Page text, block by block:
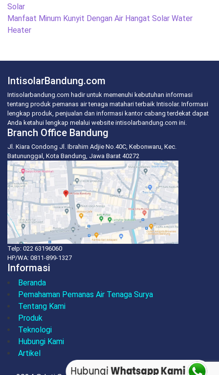
Solar
Manfaat Minum Kunyit Dengan Air Hangat Solar Water
Heater
IntisolarBandung.com
Intisolarbandung.com hadir untuk memenuhi kebutuhan informasi
tentang produk pemanas air tenaga matahari terbaik Intisolar. Informasi
lengkap produk, penjualan dan informasi kantor cabang terdekat dapat
Anda ketahui lengkap melalui website intisolarbandung.com ini.
Branch Office Bandung
Jl. Kiara Condong Jl. Ibrahim Adjie No.40C, Kebonwaru, Kec.
Batununggal, Kota Bandung, Jawa Barat 40272
Telp: 022 63196060
HP/WA: 0811-899-1327
Informasi
Beranda
Pemahaman Pemanas Air Tenaga Surya
Tentang Kami
Produk
Teknologi
Hubungi Kami
Artikel